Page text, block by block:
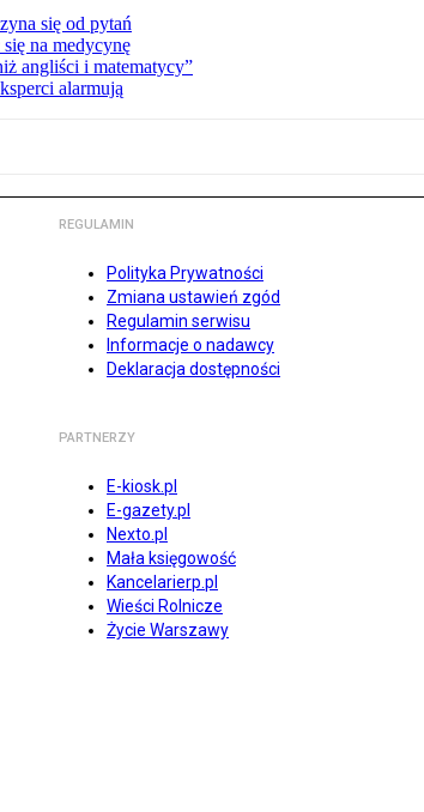
się od pytań
na medycynę
angliści i matematycy”
alarmują
REGULAMIN
Polityka Prywatności
Zmiana ustawień zgód
Regulamin serwisu
Informacje o nadawcy
Deklaracja dostępności
PARTNERZY
E-kiosk.pl
E-gazety.pl
Nexto.pl
Mała księgowość
Kancelarierp.pl
Wieści Rolnicze
Życie Warszawy